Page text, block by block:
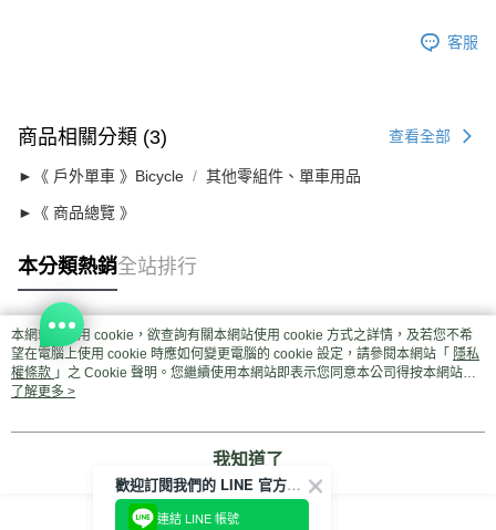
客服
商品相關分類 (3) 查看全部
►《 戶外單車 》Bicycle 其他零組件、單車用品
►《 商品總覽 》
本分類熱銷全站排行
熱門標籤
本網站中使用 cookie，欲查詢有關本網站使用 cookie 方式之詳情，及若您不希
望在電腦上使用 cookie 時應如何變更電腦的 cookie 設定，請參閱本網站「 隱私
權條款 」之 Cookie 聲明。您繼續使用本網站即表示您同意本公司得按本網站使
用條款之 Cookie 聲明使用 cookie。
了解更多 >
我知道了
歡迎訂閱我們的 LINE 官方帳號
連結 LINE 帳號